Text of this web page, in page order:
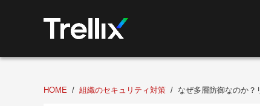
HOME 組織のセキュリティ対策 なぜ多層防御なのか？